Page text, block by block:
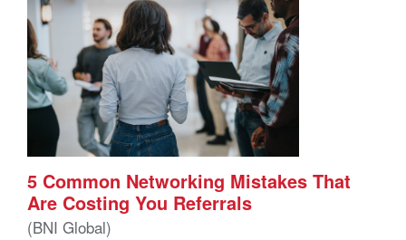
5 Common Networking Mistakes That
Are Costing You Referrals
(BNI Global)